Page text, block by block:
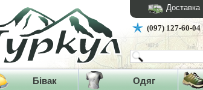
Доставка
(097) 127-60-04
Бівак Одяг